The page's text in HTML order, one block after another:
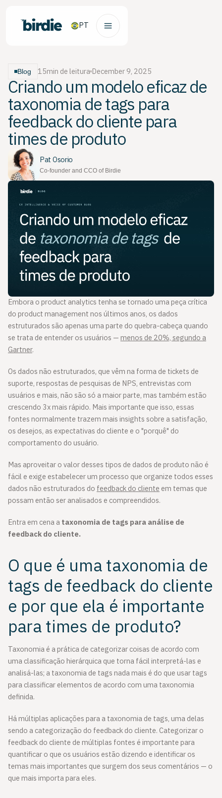
PT
Blog 15min de leitura December 9, 2025
Criando um modelo eficaz de
taxonomia de tags para
feedback do cliente para
times de produto
Pat Osorio
Co-founder and CCO of Birdie
Embora o product analytics tenha se tornado uma peça crítica
do product management nos últimos anos, os dados
estruturados são apenas uma parte do quebra-cabeça quando
se trata de entender os usuários —menos de 20%, segundo a
Gartner.
Os dados não estruturados, que vêm na forma de tickets de
suporte, respostas de pesquisas de NPS, entrevistas com
usuários e mais, não são só a maior parte, mas também estão
crescendo 3x mais rápido. Mais importante que isso, essas
fontes normalmente trazem mais insights sobre a satisfação,
os desejos, as expectativas do cliente e o "porquê" do
comportamento do usuário.
Mas aproveitar o valor desses tipos de dados de produto não é
fácil e exige estabelecer um processo que organize todos esses
dados não estruturados do feedback do cliente em temas que
possam então ser analisados e compreendidos.
Entra em cena ataxonomia de tags para análise de
feedback do cliente.
O que é uma taxonomia de
tags de feedback do cliente
e por que ela é importante
para times de produto?
Taxonomia é a prática de categorizar coisas de acordo com
uma classificação hierárquica que torna fácil interpretá-las e
analisá-las; a taxonomia de tags nada mais é do que usar tags
para classificar elementos de acordo com uma taxonomia
definida.
Há múltiplas aplicações para a taxonomia de tags, uma delas
sendo a categorização do feedback do cliente. Categorizar o
feedback do cliente de múltiplas fontes é importante para
quantificar o que os usuários estão dizendo e identificar os
temas mais importantes que surgem dos seus comentários — o
que mais importa para eles.